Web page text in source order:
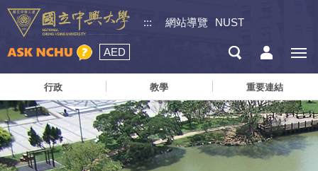
::: 網站導覽 NUST
AED
行政 教學 重要連結